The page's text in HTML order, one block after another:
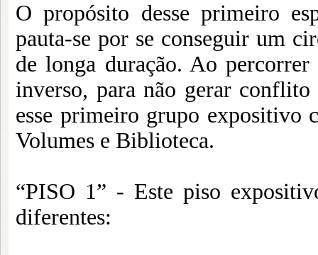
O propósito desse primeiro
pauta-se por se conseguir um
de longa duração. Ao
inverso, para não gerar conflito
esse primeiro grupo expositivo
Volumes e Biblioteca.
“PISO 1” - Este piso
diferentes: